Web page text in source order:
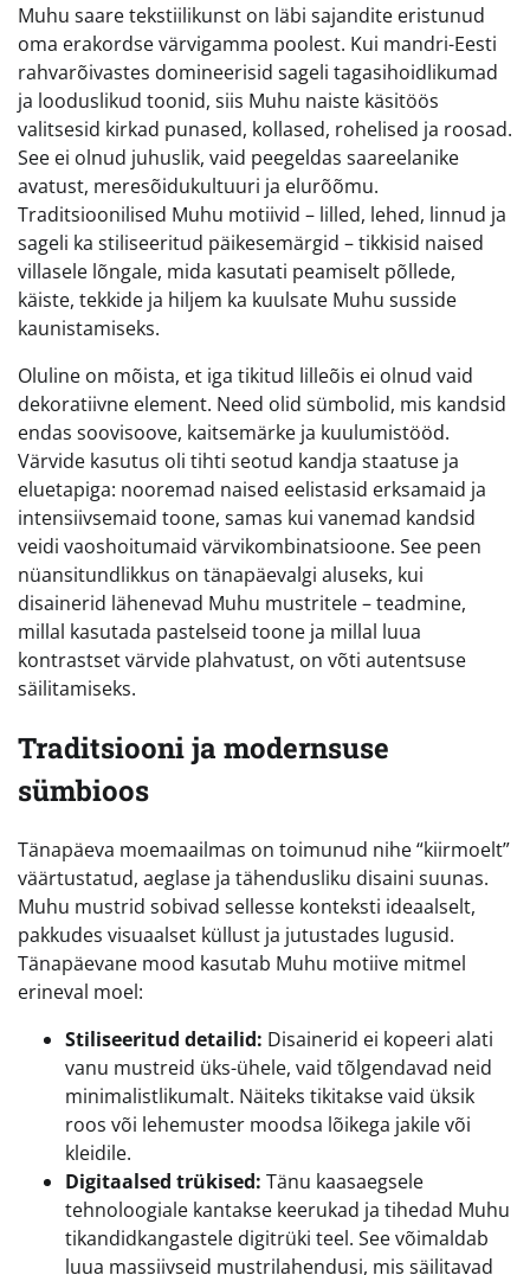
Muhu saare tekstiilikunst on läbi sajandite eristunud
oma erakordse värvigamma poolest. Kui mandri-Eesti
rahvarõivastes domineerisid sageli tagasihoidlikumad
ja looduslikud toonid, siis Muhu naiste käsitöös
valitsesid kirkad punased, kollased, rohelised ja roosad.
See ei olnud juhuslik, vaid peegeldas saareelanike
avatust, meresõidukultuuri ja elurõõmu.
Traditsioonilised Muhu motiivid – lilled, lehed, linnud ja
sageli ka stiliseeritud päikesemärgid – tikkisid naised
villasele lõngale, mida kasutati peamiselt põllede,
käiste, tekkide ja hiljem ka kuulsate Muhu susside
kaunistamiseks.
Oluline on mõista, et iga tikitud lilleõis ei olnud vaid
dekoratiivne element. Need olid sümbolid, mis kandsid
endas soovisoove, kaitsemärke ja kuulumistööd.
Värvide kasutus oli tihti seotud kandja staatuse ja
eluetapiga: nooremad naised eelistasid erksamaid ja
intensiivsemaid toone, samas kui vanemad kandsid
veidi vaoshoitumaid värvikombinatsioone. See peen
nüansitundlikkus on tänapäevalgi aluseks, kui
disainerid lähenevad Muhu mustritele – teadmine,
millal kasutada pastelseid toone ja millal luua
kontrastset värvide plahvatust, on võti autentsuse
säilitamiseks.
Traditsiooni ja modernsuse
sümbioos
Tänapäeva moemaailmas on toimunud nihe “kiirmoelt”
väärtustatud, aeglase ja tähendusliku disaini suunas.
Muhu mustrid sobivad sellesse konteksti ideaalselt,
pakkudes visuaalset küllust ja jutustades lugusid.
Tänapäevane mood kasutab Muhu motiive mitmel
erineval moel:
Stiliseeritud detailid: Disainerid ei kopeeri alati
vanu mustreid üks-ühele, vaid tõlgendavad neid
minimalistlikumalt. Näiteks tikitakse vaid üksik
roos või lehemuster moodsa lõikega jakile või
kleidile.
Digitaalsed trükised: Tänu kaasaegsele
tehnoloogiale kantakse keerukad ja tihedad Muhu
tikandidkangastele digitrüki teel. See võimaldab
luua massiivseid mustrilahendusi, mis säilitavad